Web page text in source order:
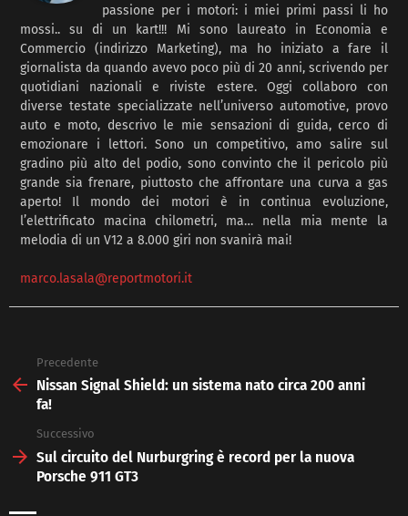
passione per i motori: i miei primi passi li ho
mossi.. su di un kart!!! Mi sono laureato in Economia e
Commercio (indirizzo Marketing), ma ho iniziato a fare il
giornalista da quando avevo poco più di 20 anni, scrivendo per
quotidiani nazionali e riviste estere. Oggi collaboro con
diverse testate specializzate nell’universo automotive, provo
auto e moto, descrivo le mie sensazioni di guida, cerco di
emozionare i lettori. Sono un competitivo, amo salire sul
gradino più alto del podio, sono convinto che il pericolo più
grande sia frenare, piuttosto che affrontare una curva a gas
aperto! Il mondo dei motori è in continua evoluzione,
l’elettrificato macina chilometri, ma… nella mia mente la
melodia di un V12 a 8.000 giri non svanirà mai!
marco.lasala@reportmotori.it
more
Precedente
Nissan Signal Shield: un sistema nato circa 200 anni
fa!
Successivo
Sul circuito del Nurburgring è record per la nuova
Porsche 911 GT3